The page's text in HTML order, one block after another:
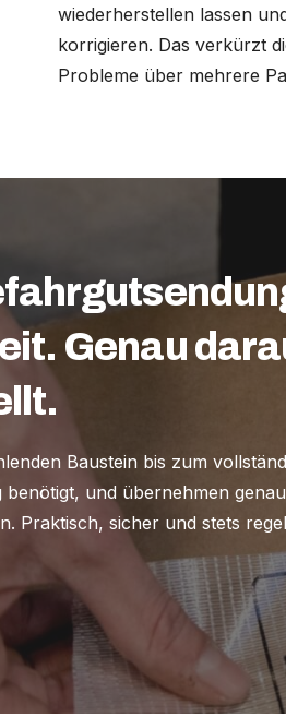
wiederherstellen lassen
korrigieren. Das verkürzt
Probleme über mehrere
Genau
Baustein bis zum
und übernehmen
Praktisch, sicher und stets